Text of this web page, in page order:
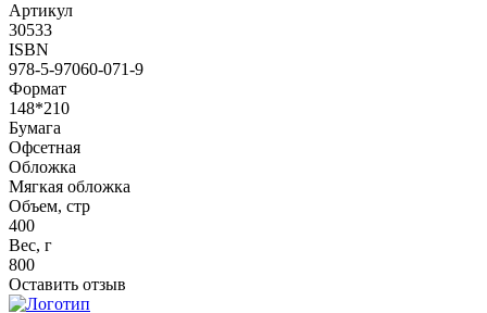
Артикул
30533
ISBN
978-5-97060-071-9
Формат
148*210
Бумага
Офсетная
Обложка
Мягкая обложка
Объем, стр
400
Вес, г
800
Оставить отзыв